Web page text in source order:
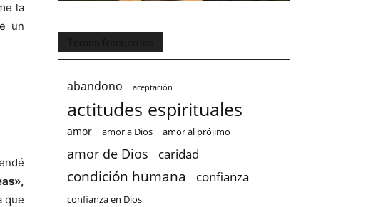
la
un
que
abandono aceptación
actitudes espirituales
amor amor a Dios amor al prójimo
amor de Dios caridad
condición humana confianza
confianza en Dios